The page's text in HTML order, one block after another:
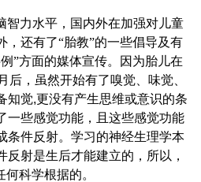
智力水平，国内外在加强对儿童
，还有了“胎教”的一些倡导及有
”方面的媒体宣传。因为胎儿在
后，虽然开始有了嗅觉、味觉、
知觉,更没有产生思维或意识的条
一些感觉功能，且这些感觉功能
条件反射。学习的神经生理学本
反射是生后才能建立的，所以，
科学根据的。